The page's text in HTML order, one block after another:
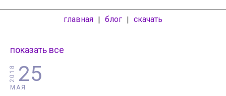
главная | блог | скачать
показать все
25
МАЯ
2018